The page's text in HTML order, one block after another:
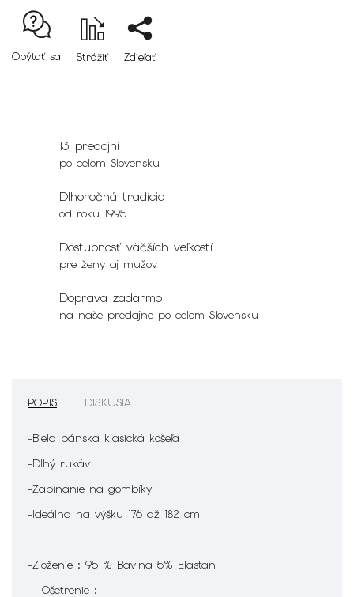
Opýtať sa Strážiť Zdieľať
13 predajní
po celom Slovensku
Dlhoročná tradícia
od roku 1995
Dostupnosť väčších veľkostí
pre ženy aj mužov
Doprava zadarmo
na naše predajne po celom Slovensku
POPIS DISKUSIA
-Biela pánska klasická košeľa
-Dlhý rukáv
-Zapínanie na gombíky
-Ideálna na výšku 176 až 182 cm
-Zloženie : 95 % Bavlna 5% Elastan
- Ošetrenie :